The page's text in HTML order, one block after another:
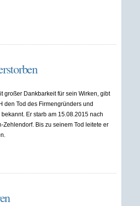
großer Dankbarkeit für sein Wirken, gibt
den Tod des Firmengründers und
Er starb am 15.08.2015 nach
Bis zu seinem Tod leitete er